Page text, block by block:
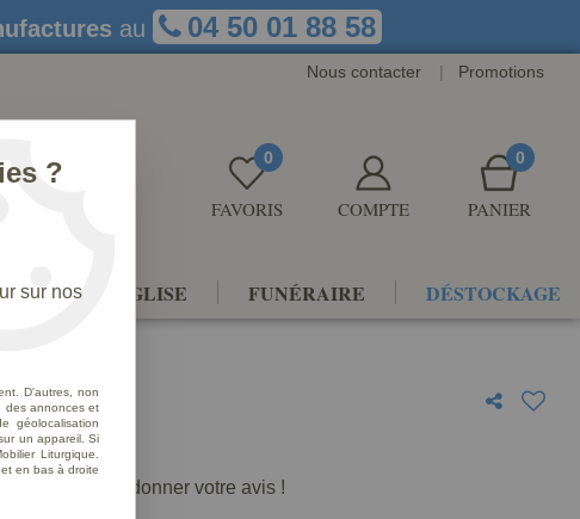
au 04 50 01 88 58
Nous contacter | Promotions
0
FAVORIS COMPTE
0
PANIER
D'ÉGLISE FUNÉRAIRE DÉSTOCKAGE
le premier à donner votre avis !
?
sur nos
D'autres, non
des annonces et
géolocalisation
un appareil. Si
Liturgique.
en bas à droite